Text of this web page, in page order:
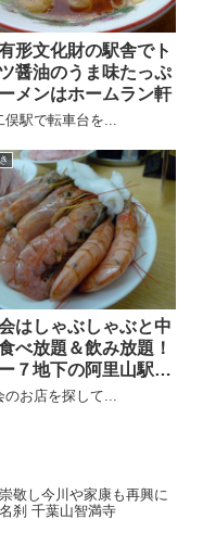
形文化財の駅舎でト
醤油のうま味たっぷ
メンはホームラン軒
俣駅で転車台を...
はしゃぶしゃぶと中
べ放題＆飲み放題！
７地下の阿里山駅前
のお店を探して...
敬し今川や家康も再興に
刹 千葉山智満寺